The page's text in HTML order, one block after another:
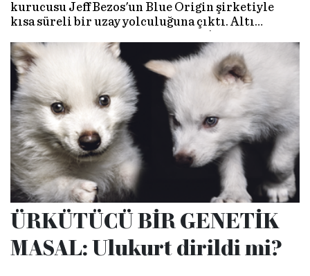
kurucusu Jeff Bezos'un Blue Origin şirketiyle
kısa süreli bir uzay yolculuğuna çıktı. Altı
Kármán çizgisini, yani deniz seviyesinden 100
kilometre yukarısını aşarak yaklaşık 11 dakikalık
bir yolculuk gerçekleştirdi. Her ne kadar
torunlarının torunlarına kadar anlatılabilecek
bir olay olsa da, bu son derece pahalı şov, Perry’yi
ve hayranlarını mutlu etse de, çevresel ve etik
açıdan etkileri son derece tartışmalı.
ÜRKÜTÜCÜ BİR GENETİK
MASAL: Ulukurt dirildi mi?